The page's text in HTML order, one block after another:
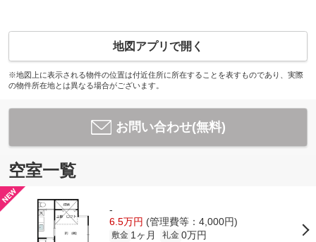
地図アプリで開く
※地図上に表示される物件の位置は付近住所に所在することを表すものであり、実際
の物件所在地とは異なる場合がございます。
お問い合わせ(無料)
空室一覧
-
6.5万円 (管理費等：4,000円)
敷金 1ヶ月 礼金 0万円